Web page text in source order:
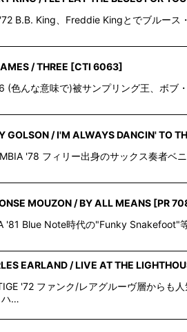
B.B. King、Freddie Kingとでブルー
/ THREE [CTI 6063]
(色んな意味で)被サンプリング王、ボブ
GOLSON / I'M ALWAYS DANCIN' TO
'78 フィリー出身のサックス奏者ベ
MOUZON / BY ALL MEANS [PR
'81 Blue Note時代の"Funky Snakefoot"
EARLAND / LIVE AT THE
'72 ファンク/レアグルーヴ層からも
ハ…